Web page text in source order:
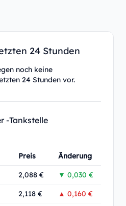
24 Stunden
noch keine
24 Stunden vor.
-Tankstelle
Preis Änderung
2,088 € ▼ 0,030 €
2,118 € ▲ 0,160 €